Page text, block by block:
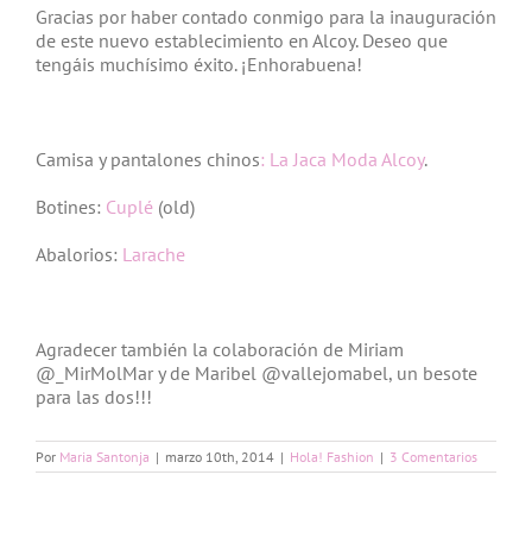
Gracias por haber contado conmigo para la inauguración
de este nuevo establecimiento en Alcoy. Deseo que
tengáis muchísimo éxito. ¡Enhorabuena!
Camisa y pantalones chinos: La Jaca Moda Alcoy.
Botines: Cuplé (old)
Abalorios: Larache
Agradecer también la colaboración de Miriam
@_MirMolMar y de Maribel @vallejomabel, un besote
para las dos!!!
Por Maria Santonja | marzo 10th, 2014 | Hola! Fashion | 3 Comentarios